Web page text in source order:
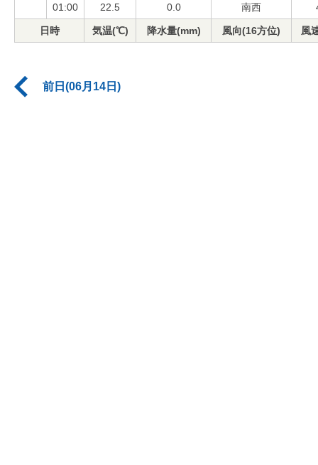
01:00 22.5 0.0 南西
日時 気温(℃) 降水量(mm) 風向(16方位) 風
前日(06月14日)